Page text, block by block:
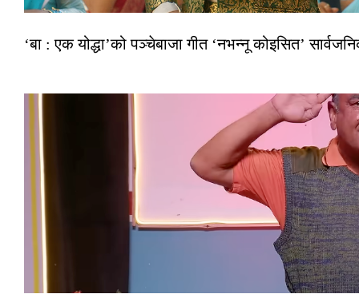
‘बा : एक योद्धा’को पञ्चेबाजा गीत ‘नभन्नू कोइसित’